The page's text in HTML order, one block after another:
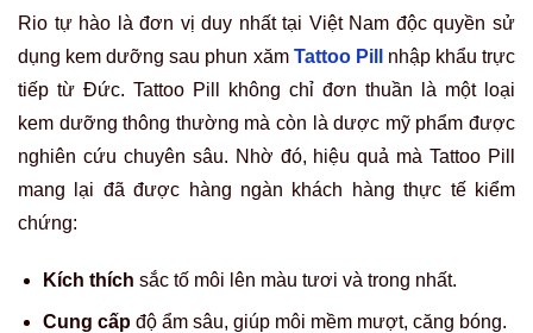
Rio tự hào là đơn vị duy nhất tại Việt Nam độc quyền sử
dụng kem dưỡng sau phun xăm Tattoo Pill nhập khẩu trực
tiếp từ Đức. Tattoo Pill
không chỉ đơn thuần là một loại
kem dưỡng thông thường mà còn là dược mỹ phẩm được
nghiên cứu chuyên sâu. Nhờ đó, hiệu quả mà Tattoo Pill
mang lại đã được hàng ngàn khách hàng thực tế kiểm
chứng:
Kích thích sắc tố môi lên màu tươi và trong nhất.
Cung cấpđộ ẩm sâu, giúp môi mềm mượt, căng bóng.